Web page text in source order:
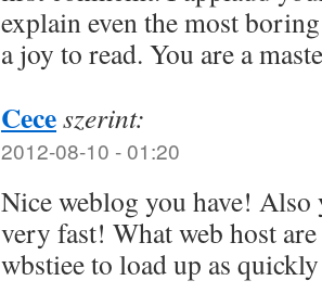
explain even the most
a joy to read. You are a
Ceceszerint:
2012-08-10 - 01:20
Nice weblog you have! Also
very fast! What web host
wbstiee to load up as